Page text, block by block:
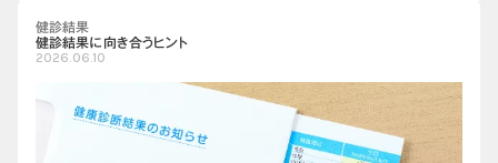
健診結果
健診結果に向き合うヒント
2026.06.10